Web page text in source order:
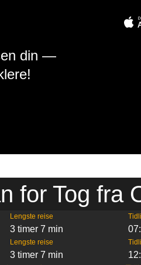
din —
for Tog fra
Lengste reise
3 timer 7 min
Lengste reise
3 timer 7 min